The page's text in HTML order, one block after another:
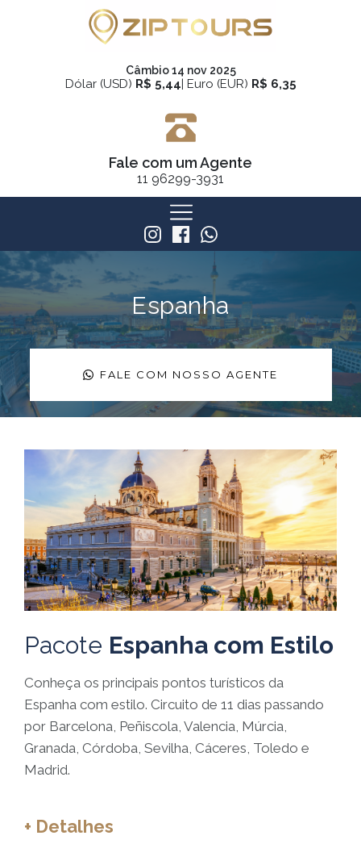
Câmbio 14 nov 2025
Dólar (USD) R$ 5,44| Euro (EUR) R$ 6,35
Fale com um Agente
11 96299-3931
Espanha
FALE COM NOSSO AGENTE
Pacote Espanha com Estilo
Conheça os principais pontos turísticos da
Espanha com estilo. Circuito de 11 dias passando
por Barcelona, Peñiscola, Valencia, Múrcia,
Granada, Córdoba, Sevilha, Cáceres, Toledo e
Madrid.
+ Detalhes